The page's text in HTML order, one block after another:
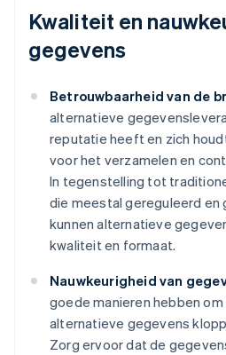
Kwaliteit en
gegevens
Betrouwbaarheid van de
alternatieve
reputatie heeft en zich
voor het verzamelen en
In tegenstelling tot
die meestal gereguleerd en
kunnen alternatieve
kwaliteit en formaat.
Nauwkeurigheid van
goede manieren hebben
alternatieve gegevens
Zorg ervoor dat de